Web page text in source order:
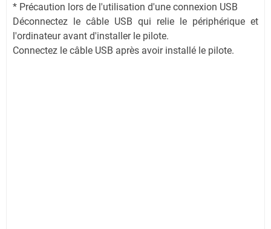
* Précaution lors de l'utilisation d'une connexion USB
Déconnectez le câble USB qui relie le périphérique et
l'ordinateur avant d'installer le pilote.
Connectez le câble USB après avoir installé le pilote.